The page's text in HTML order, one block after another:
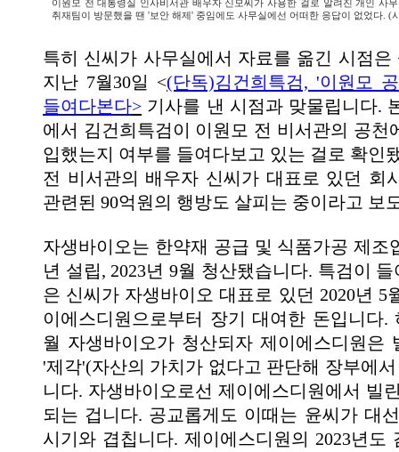
이원모 전 대통령실 인사비서관 배우자 신모씨가 사용한 걸로 알려진 개인 사
취재팀이 방문했을 땐 '보안 해제' 중임에도 사무실에선 어떠한 응답이 없었다. (
특히 신씨가 사무실에서 자료를 옮긴 시점은
지난 7월30일 <(단독)김건희특검, '이원모
들여다본다> 기사를 낸 시점과 맞물립니다.
에서 김건희특검이 이원모 전 비서관의 공천
입했는지 여부를 들여다보고 있는 걸로 확인
전 비서관의 배우자 신씨가 대표로 있던 회
관련된 90억원의 행방도 살피는 중이라고 보
자생바이오는 한약재 공급 및 식품가공 제조
년 설립, 2023년 9월 청산됐습니다. 특검이
은 신씨가 자생바이오 대표로 있던 2020년 5
이에스디원으로부터 장기 대여한 돈입니다.
월 자생바이오가 청산되자 제이에스디원은
'제각'(자산의 가치가 없다고 판단해 장부에
니다. 자생바이오로선 제이에스디원에서 빌
되는 겁니다. 공교롭게도 이때는 윤씨가 대
시기와 겹칩니다. 제이에스디원의 2023년도